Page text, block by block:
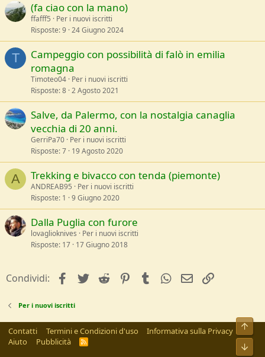
(fa ciao con la mano)
ffafff5
Per i nuovi iscritti
Risposte 9 24 Giugno 2024
T
Campeggio con possibilità di falò in emilia
romagna
Timoteo04 Per i nuovi iscritti
Risposte 8 2 Agosto 2021
Salve, da Palermo, con la nostalgia canaglia
vecchia di 20 anni.
GerriPa70 Per i nuovi iscritti
Risposte 7 19 Agosto 2020
A Trekking e bivacco con tenda (piemonte)
ANDREAB95
Per i nuovi iscritti
Risposte 1 9 Giugno 2020
Dalla Puglia con furore
lovaglioknives
Per i nuovi iscritti
Risposte 17 17 Giugno 2018
Condividi: facebookTwitterReddit PinterestTumblrWhatsApp
e-mail
Per i nuovi iscritti
Contatti Termini e Condizioni d'uso
Informativa sulla Privacy
Aiuto
Pubblicità
R
Alto